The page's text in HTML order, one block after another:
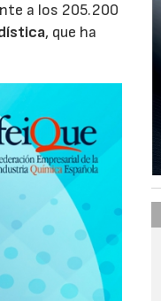
a los 205.200
, que ha